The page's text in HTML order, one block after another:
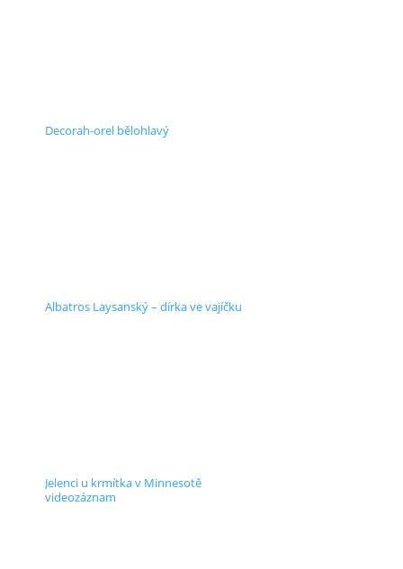
Decorah-orel bělohlavý
Albatros Laysanský – dírka ve vajíčku
Jelenci u krmítka v Minnesotě
videozáznam